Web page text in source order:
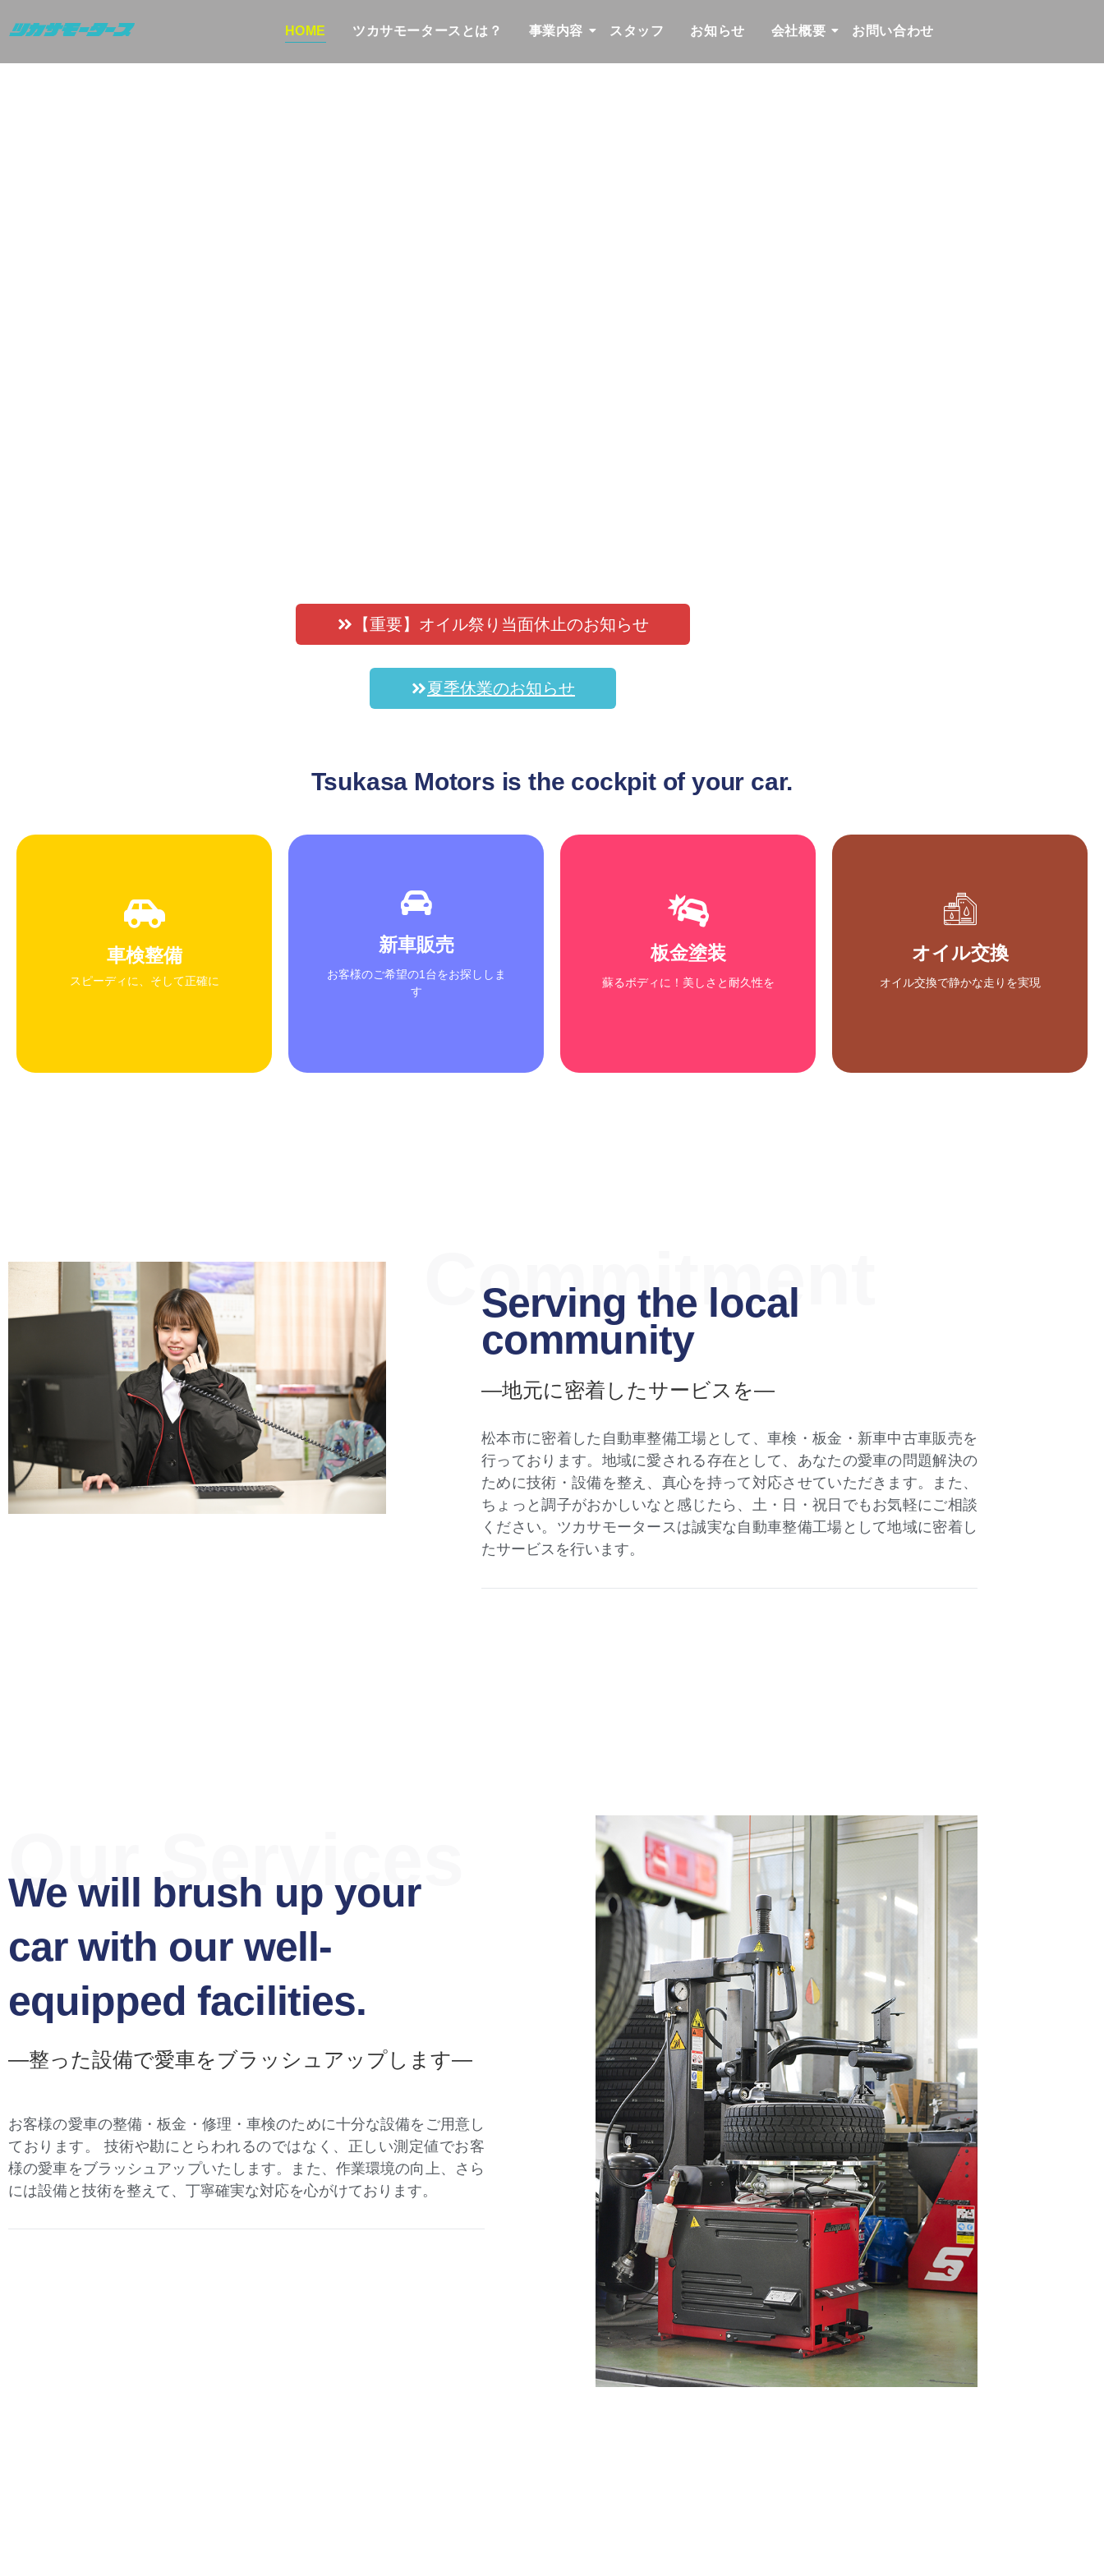
HOME ツカサモータースとは？ 事業内容 スタッフ お知らせ 会社概要 お問い合わせ
【重要】オイル祭り 当面休止のお知らせ
夏季休業のお知らせ
Tsukasa Motors is the cockpit of your car.
車検整備
スピーディに、そして正確に
安心車検
最新の設備を使用し、精度の高い点
検を実施
車検後も、お客様のカーライフをサ
ポート
新車販売
お客様のご希望の1台をお探ししま
す
お客様の好みに合わせて、幅広い選 板金塗装
蘇るボディに！美しさと耐久性を
キズ・ポリマー
料を使用
オイル交換
オイル交換で静かな走りを実現
プランニングカーアクセ
サリー
お客様のご要望、ご予算に合わせ
て、最適なカーアクセサリーの組み
合わせをご提案
Commitment
Serving the local
community
―地元に密着したサービスを―
松本市に密着した自動車整備工場として、車検・板金・新車中古車販売を
行っております。地域に愛される存在として、あなたの愛車の問題解決の
ために技術・設備を整え、真心を持って対応させていただきます。また、
ちょっと調子がおかしいなと感じたら、土・日・祝日でもお気軽にご相談
ください。ツカサモータースは誠実な自動車整備工場として地域に密着し
たサービスを行います。
Our Services
We will brush up your
car with our well-
equipped facilities.
―整った設備で愛車をブラッシュアップします―
お客様の愛車の整備・板金・修理・車検のために十分な設備をご用意し
ております。 技術や勘にとらわれるのではなく、正しい測定値でお客
様の愛車をブラッシュアップいたします。また、作業環境の向上、さら
には設備と技術を整えて、丁寧確実な対応を心がけております。